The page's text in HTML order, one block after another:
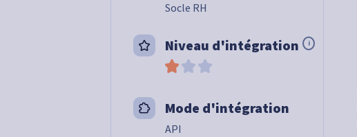
Socle RH
Niveau d'intégration i
Mode d'intégration
API